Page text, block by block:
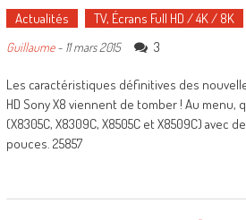
Actualités TV, Écrans Full HD / 4K / 8K
Guillaume- 11 mars 2015 3
Les caractéristiques définitives des
HD Sony X8 viennent de tomber ! Au
(X8305C, X8309C, X8505C et X8509C) avec
pouces. 25857